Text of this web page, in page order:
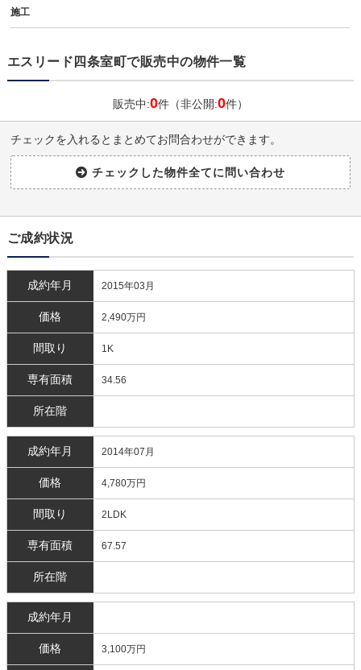
施工
エスリード四条室町で販売中の物件一覧
販売中:0件（非公開:0件）
チェックを入れるとまとめてお問合わせができます。
ご成約状況
成約年月 2015年03月
価格 2,490万円
間取り 1K
専有面積 34.56
所在階
成約年月 2014年07月
価格 4,780万円
間取り 2LDK
専有面積 67.57
所在階
成約年月
価格 3,100万円